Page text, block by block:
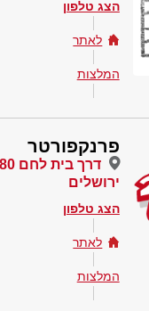
הצג טלפון
לאתר
המלצות
פרנקפורטר
ירושלים
הצג טלפון
לאתר
המלצות